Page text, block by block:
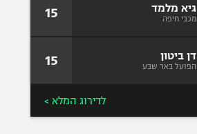
גיא מלמד
מכבי חיפה 15
דן ביטון
הפועל באר שבע 15
לדירוג המלא >